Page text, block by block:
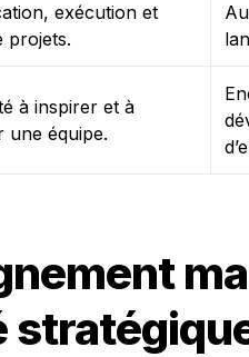
exécution et
projets.
à inspirer et à
une équipe.